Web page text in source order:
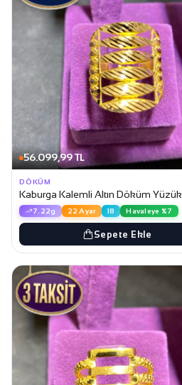
56.099,99 TL
DÖKÜM
Kaburga Kalemli Altın Döküm Yüzük
7.22g 22 Ayar 18 Havaleye %7
Sepete Ekle